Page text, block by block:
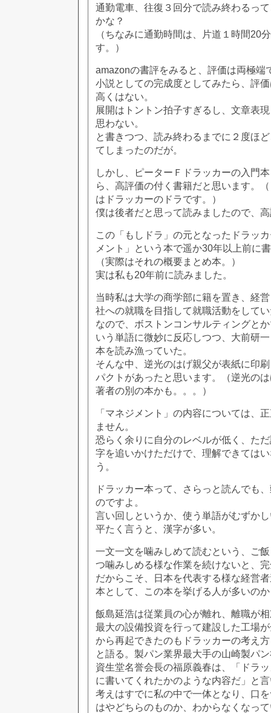
通勤電車、往復３回分で読み終わるっ
かな？
（ちなみに通勤時間は、片道１時間20
す。）
amazonの書評をみると、評価は両極端
小説としての完成度としてみたら、評
高くはない。
展開はトントン拍子すぎるし、文章表
思わない。
と書きつつ、読み終わるまでに２度ほ
てしまったのだが。
しかし、ピーターＦドラッカーの入門
ら、高評価の付く書籍だと思います。
はドラッカーのドラです。）
僕は後者だと思って読みましたので、
この「もしドラ」の元となったドラッ
メント」という本で遥か30年以上前に
（実際はそれの概要まとめ本。）
実は私も20年前に読みました。
当時私は大学の商学部に籍を置き、経
社への就職を目指して就職活動をして
なので、ボストンコンサルティングと
いう単語に微妙に反応しつつ、大前研
本を読み漁っていた。
そんな中、逆光のはげ親父が表紙に印
パクトがあったと思います。（逆光の
著者の別の本かも。。。）
「マネジメント」の内容については、
ません。
恐らく余りに自分のレベルが低く、た
字を追いかけただけで、理解できては
う。
ドラッカー本って、さらっと読んでも
のですよ。
言い回しというか、使う単語がむずか
平たく言うと、漢字が多い。
一文一文を噛みしめて読むという、ご
つ噛みしめる様な作業を続けないと、
だからこそ、日本を代表する様な経営
本として、この本を挙げる人が多いの
飯島延浩は従業員の心が離れ、離職が
最大の設備投資を行って建設した工場
から再起できたのもドラッカーの考え
と語る。製パン業界最大手の山崎製パ
資生堂名誉会長の福原義春は、「ドラ
に書いてくれたかのような内容だ」と
考えはすでに私の中で一体となり、口
はやどちらのものか、わからなくなっ